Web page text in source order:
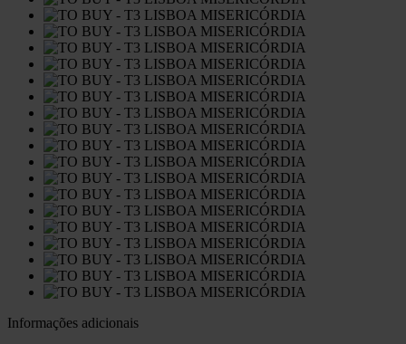
Informações adicionais